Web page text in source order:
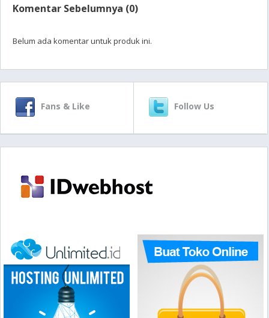
Komentar Sebelumnya (0)
Belum ada komentar untuk produk ini.
Fans & Like Follow Us